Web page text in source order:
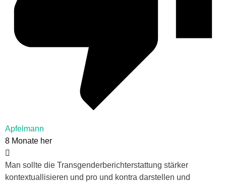
Apfelmann
8 Monate her
Man sollte die Transgenderberichterstattung stärker
kontextuallisieren und pro und kontra darstellen und